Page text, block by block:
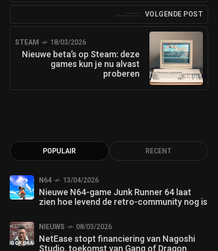
VOLGENDE POST
STEAM 18/03/2026
Nieuwe beta’s op Steam: deze
games kun je nu alvast
proberen
POPULAIR RECENT
N64 13/04/2026
Nieuwe N64-game Junk Runner 64 laat
zien hoe levend de retro-community nog is
NIEUWS 08/03/2026
NetEase stopt financiering van Nagoshi